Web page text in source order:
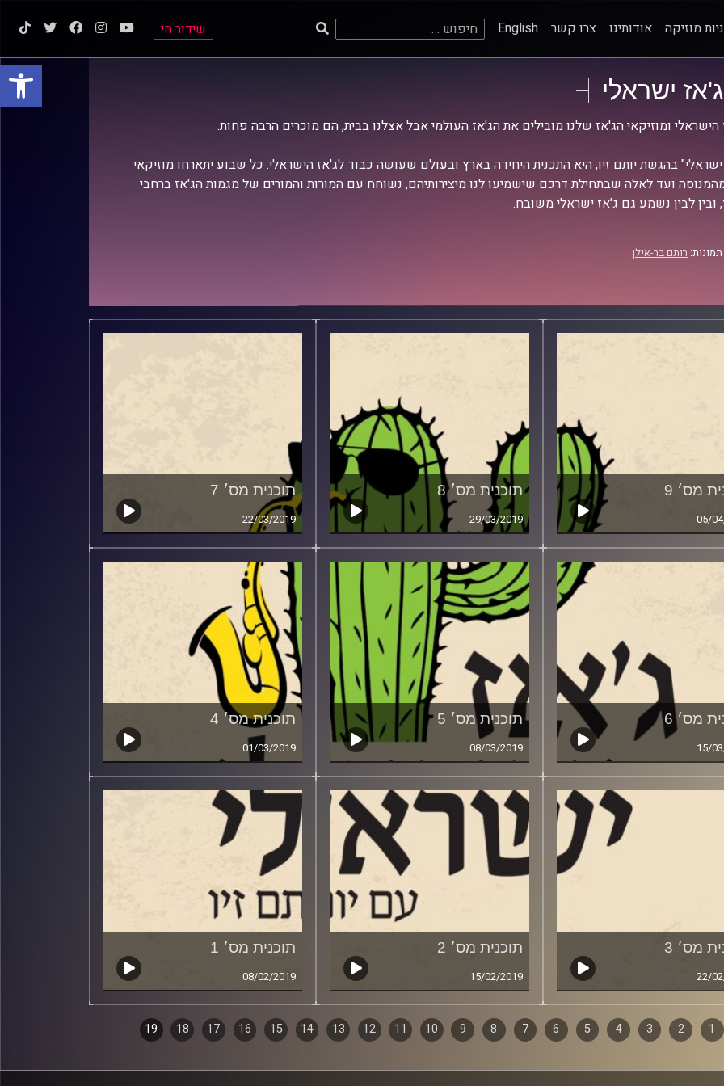
פתח
מוזיקה אודותינו צרו קשר English חיפוש: שידור חי
ג'אז ישראלי
הישראלי ומוזיקאי הג'אז שלנו מובילים את הג'אז העולמי אבל אצלנו בבית, הם מוכרים הרבה פחות.
בהגשת יותם זיו, היא התכנית היחידה בארץ ובעולם שעושה כבוד לג'אז הישראלי. כל שבוע יתארחו מוזיקאי
ועד לאלה שבתחילת דרכם שישמיעו לנו מיצירותיהם, נשוחח עם המורות והמורים של מגמות הג'אז ברחבי
ובין לבין נשמע גם ג'אז ישראלי משובח.
רותם בר-אילן
מס׳ 9
05/
תוכנית מס׳ 8
29/03/2019
תוכנית מס׳ 7
22/03/2019
מס׳ 6
15/
תוכנית מס׳ 5
08/03/2019
תוכנית מס׳ 4
01/03/2019
מס׳ 3
22/
תוכנית מס׳ 2
15/02/2019
תוכנית מס׳ 1
08/02/2019
1
2
3
4
5
6
7
8
9
10
11
12
13
14
15
16
17
18
19